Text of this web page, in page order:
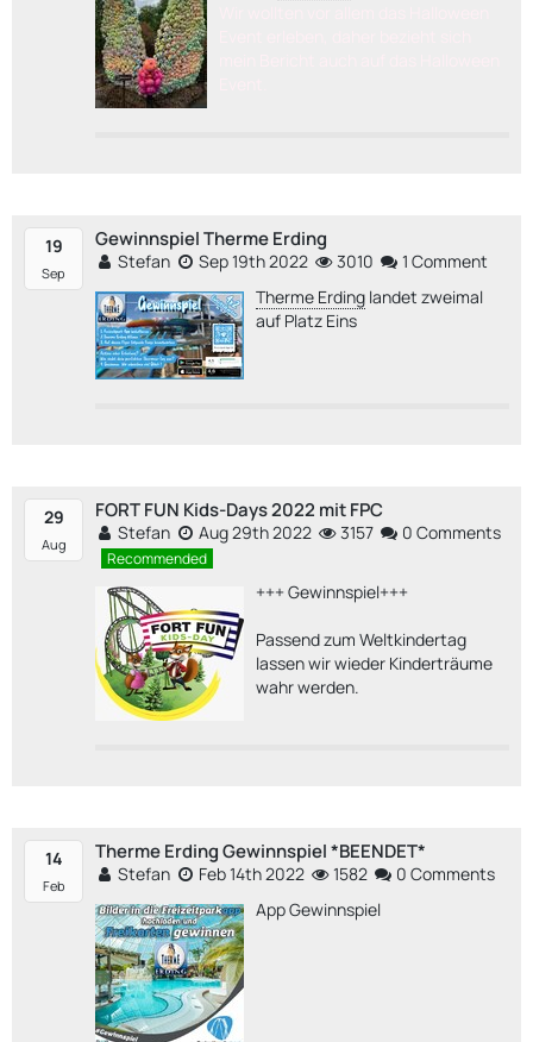
19
Sep
Gewinnspiel Therme Erding
Stefan Sep 19th 2022 3010
1 Comment
Therme Erding landet zweimal
auf Platz Eins
29
Aug
FORT FUN Kids-Days 2022 mit FPC
Stefan Aug 29th 2022 3157 0 Comments
Recommended
+++ Gewinnspiel+++
Passend zum Weltkindertag
lassen wir wieder Kinderträume
wahr werden.
14
Feb
Therme Erding Gewinnspiel *BEENDET*
Stefan Feb 14th 2022 1582
0 Comments
App Gewinnspiel